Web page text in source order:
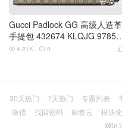
Gucci Padlock GG 高级人造革
手提包 432674 KLQJG 9785
号
 4.21K  0
30天热门 7天热门 专题列表
微信
找回密码 标签云 模块
网址